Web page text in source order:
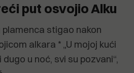
put osvojio Alku
stigao nakon
alkara * „U mojoj kući
u noć, svi su pozvani“,